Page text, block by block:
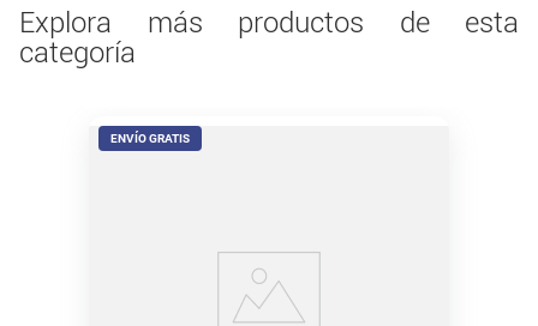
incorpora 1 salida HDMI 2.1b y 3 salidas
DisplayPort 2.1b, con soporte HDCP 2.3,
resolución máxima digital de 7680 x 4320 y
Explora más productos de esta
categoría
ENVÍO GRATIS